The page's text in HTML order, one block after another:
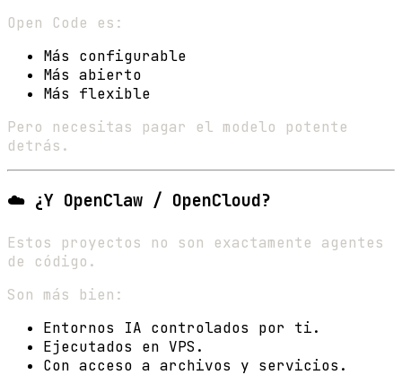
Open Code es:
Más configurable
Más abierto
Más flexible
Pero necesitas pagar el modelo potente
detrás.
☁️ ¿Y OpenClaw / OpenCloud?
Estos proyectos no son exactamente agentes
de código.
Son más bien:
Entornos IA controlados por ti.
Ejecutados en VPS.
Con acceso a archivos y servicios.